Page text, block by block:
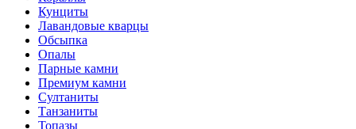
Кунциты
Лавандовые кварцы
Обсыпка
Опалы
Парные камни
Премиум камни
Султаниты
Танзаниты
Топазы